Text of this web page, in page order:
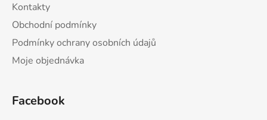
Kontakty
Obchodní podmínky
Podmínky ochrany osobních údajů
Moje objednávka
Facebook